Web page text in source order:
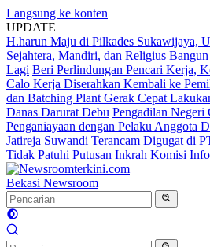
Langsung ke konten
UPDATE
H.harun Maju di Pilkades Sukawijaya,
Sejahtera, Mandiri, dan Religius
Lagi Beri Perlindungan Pencari Kerja,
Calo Kerja Diserahkan Kembali ke
dan Batching Plant Gerak Cepat
Danas Darurat Debu Pengadilan Negeri
Penganiayaan dengan Pelaku Anggota
Jatireja Suwandi Terancam Digugat di
Tidak Patuhi Putusan Inkrah Komisi
Bekasi Newsroom